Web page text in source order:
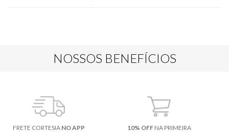
NOSSOS BENEFÍCIOS
FRETE CORTESIA NO APP 10% OFFNA PRIMEIRA